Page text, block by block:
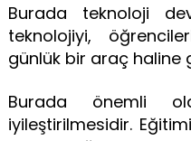
Burada teknoloji
teknolojiyi,
günlük bir araç haline
Burada önemli
iyileştirilmesidir.